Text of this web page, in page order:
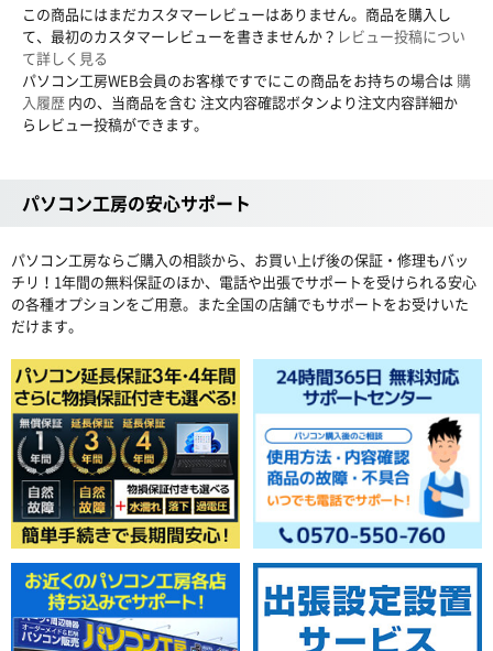
この商品にはまだカスタマーレビューはありません。商品を購入し
て、最初のカスタマーレビューを書きませんか？ レビュー投稿につい
て詳しく見る
パソコン工房WEB会員のお客様ですでにこの商品をお持ちの場合は 購
入履歴 内の、当商品を含む 注文内容確認ボタンより注文内容詳細か
らレビュー投稿ができます。
パソコン工房の安心サポート
パソコン工房ならご購入の相談から、お買い上げ後の保証・修理もバッ
チリ！1年間の無料保証のほか、電話や出張でサポートを受けられる安心
の各種オプションをご用意。また全国の店舗でもサポートをお受けいた
だけます。